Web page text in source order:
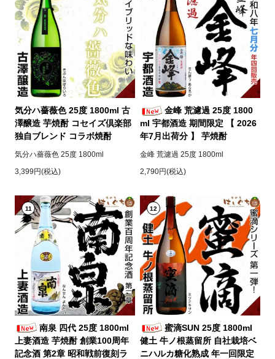
気分ハ薔薇色 25度 1800ml 古
澤醸造 芋焼酎 コセイズ倶楽部
独自ブレンド コラボ焼酎
気分ハ薔薇色 25度 1800ml
3,399円(税込)
金峰 荒濾過 25度 1800
ml 宇都酒造 期間限定 【 2026
年7月出荷分 】 芋焼酎
金峰 荒濾過 25度 1800ml
2,790円(税込)
11
南泉 四代 25度 1800ml
上妻酒造 芋焼酎 創業100周年
記念酒 第2章 昭和戦前復刻ラ
12
蜜滴SUN 25度 1800ml
健土 牛ノ根蒸留所 自社栽培ベ
ニハルカ糖化熟成 年一回限定